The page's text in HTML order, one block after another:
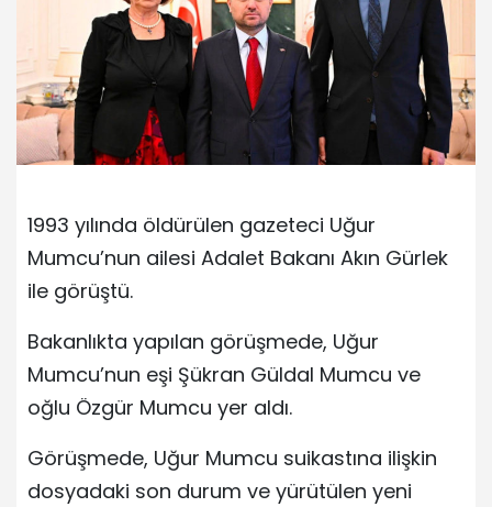
1993 yılında öldürülen gazeteci Uğur
Mumcu’nun ailesi Adalet Bakanı Akın Gürlek
ile görüştü.
Bakanlıkta yapılan görüşmede, Uğur
Mumcu’nun eşi Şükran Güldal Mumcu ve
oğlu Özgür Mumcu yer aldı.
Görüşmede, Uğur Mumcu suikastına ilişkin
dosyadaki son durum ve yürütülen yeni